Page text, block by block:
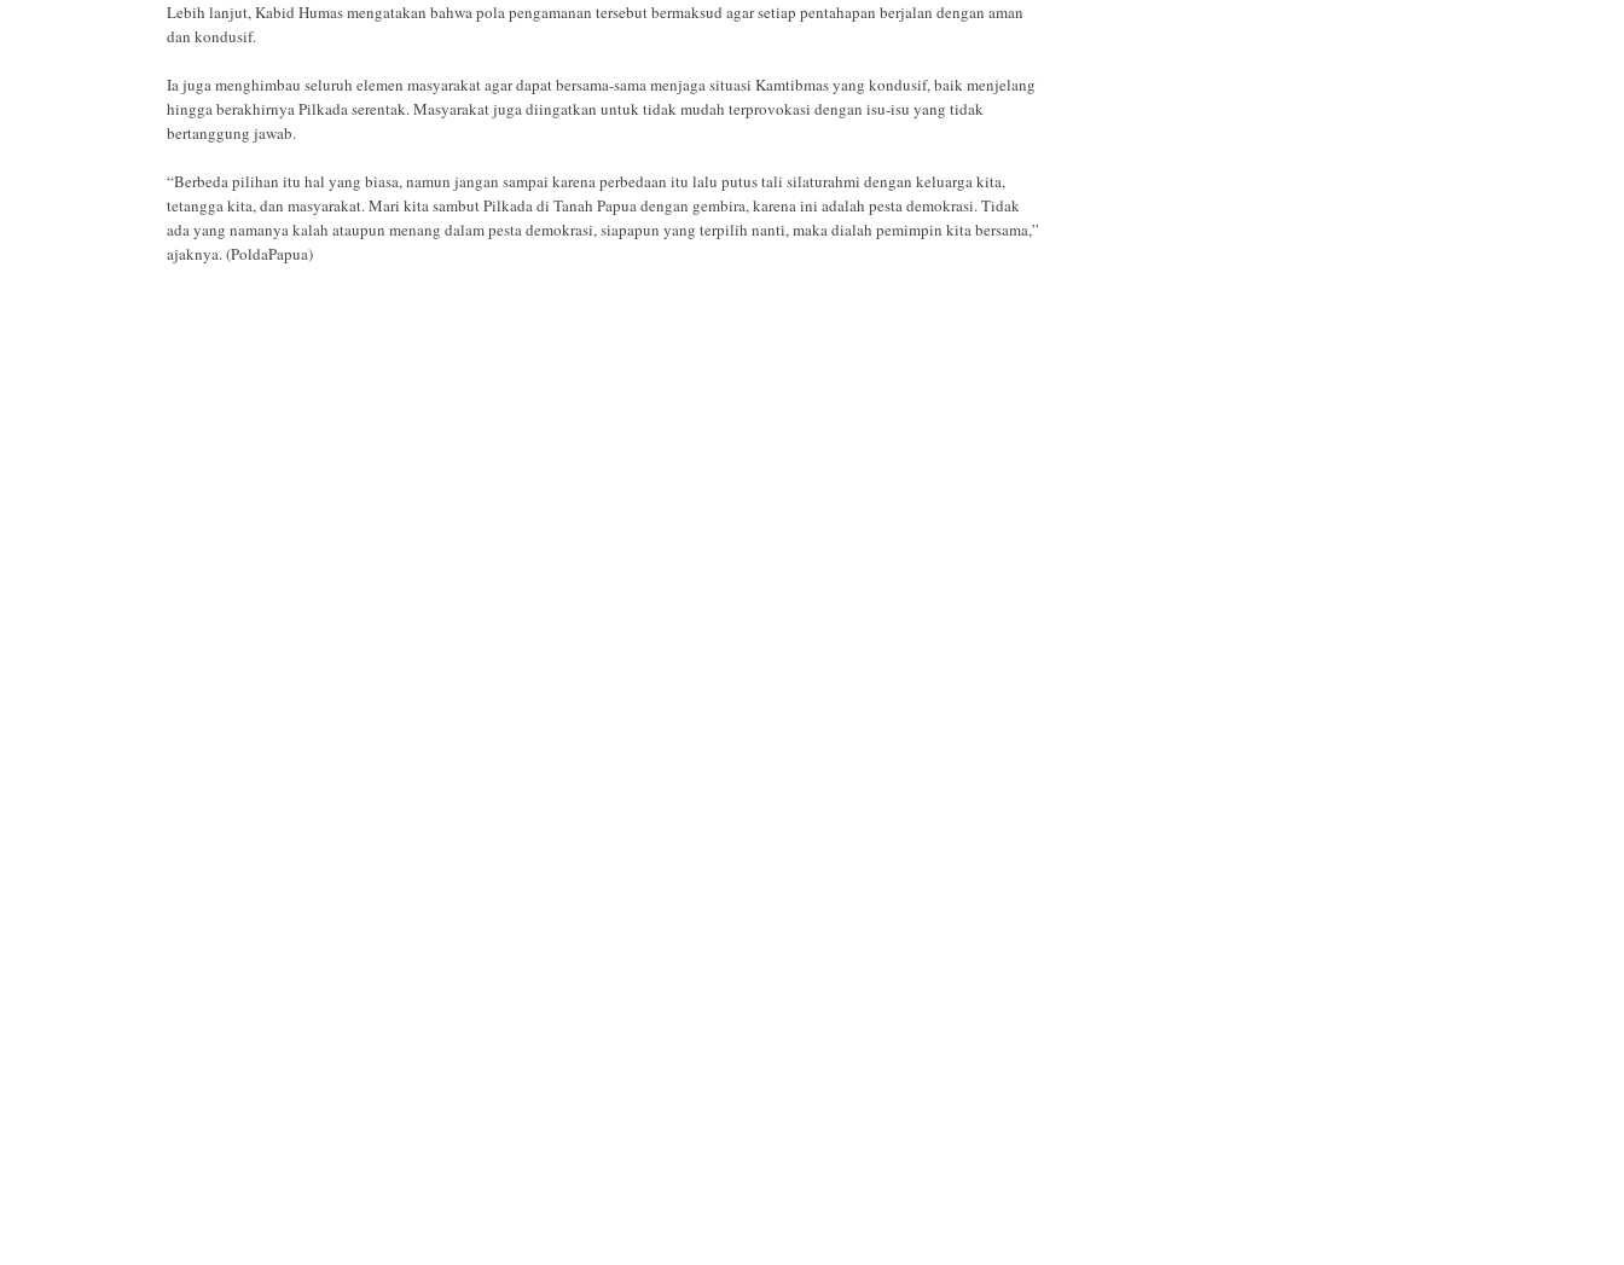
Lebih lanjut, Kabid Humas mengatakan bahwa pola pengamanan tersebut bermaksud agar setiap pentahapan berjalan dengan aman
dan kondusif.
Ia juga menghimbau seluruh elemen masyarakat agar dapat bersama-sama menjaga situasi Kamtibmas yang kondusif, baik menjelang
hingga berakhirnya Pilkada serentak. Masyarakat juga diingatkan untuk tidak mudah terprovokasi dengan isu-isu yang tidak
bertanggung jawab.
“Berbeda pilihan itu hal yang biasa, namun jangan sampai karena perbedaan itu lalu putus tali silaturahmi dengan keluarga kita,
tetangga kita, dan masyarakat. Mari kita sambut Pilkada di Tanah Papua dengan gembira, karena ini adalah pesta demokrasi. Tidak
ada yang namanya kalah ataupun menang dalam pesta demokrasi, siapapun yang terpilih nanti, maka dialah pemimpin kita bersama,”
ajaknya. (PoldaPapua)